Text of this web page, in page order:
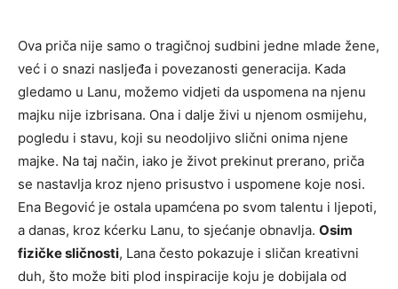
Ova priča nije samo o tragičnoj sudbini jedne mlade žene,
već i o snazi nasljeđa i povezanosti generacija. Kada
gledamo u Lanu, možemo vidjeti da uspomena na njenu
majku nije izbrisana. Ona i dalje živi u njenom osmijehu,
pogledu i stavu, koji su neodoljivo slični onima njene
majke. Na taj način, iako je život prekinut prerano, priča
se nastavlja kroz njeno prisustvo i uspomene koje nosi.
Ena Begović je ostala upamćena po svom talentu i ljepoti,
a danas, kroz kćerku Lanu, to sjećanje obnavlja. Osim
fizičke sličnosti, Lana često pokazuje i sličan kreativni
duh, što može biti plod inspiracije koju je dobijala od